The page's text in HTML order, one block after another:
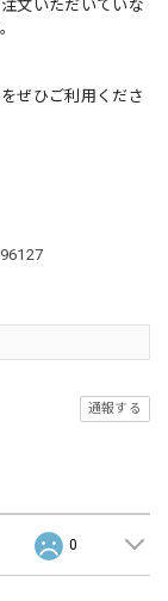
文いただいていな
ぜひご利用くださ
通報する
0